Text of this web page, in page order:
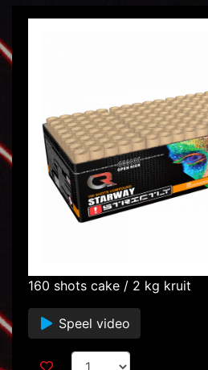
160 shots cake / 2 kg kruit
Speel video